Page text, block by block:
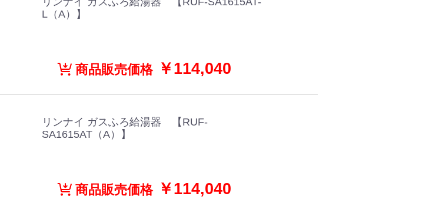
L（A）】
商品販売価格￥114,040
リンナイ ガスふろ給湯器 【RUF-
SA1615AT（A）】
商品販売価格￥114,040